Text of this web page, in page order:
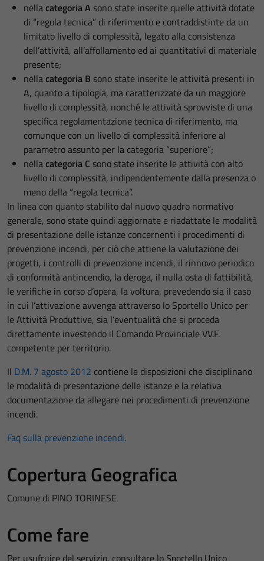
nellacategoria A sono state inserite quelle attività dotate
di “regola tecnica” di riferimento e contraddistinte da un
limitato livello di complessità, legato alla consistenza
dell’attività, all’affollamento ed ai quantitativi di materiale
presente;
nellacategoria B sono state inserite le attività presenti in
A, quanto a tipologia, ma caratterizzate da un maggiore
livello di complessità, nonché le attività sprovviste di una
specifica regolamentazione tecnica di riferimento, ma
comunque con un livello di complessità inferiore al
parametro assunto per la categoria “superiore”;
nellacategoria C sono state inserite le attività con alto
livello di complessità, indipendentemente dalla presenza o
meno della “regola tecnica”.
In linea con quanto stabilito dal nuovo quadro normativo
generale, sono state quindi aggiornate e riadattate le modalità
di presentazione delle istanze concernenti i procedimenti di
prevenzione incendi, per ciò che attiene la valutazione dei
progetti, i controlli di prevenzione incendi, il rinnovo periodico
di conformità antincendio, la deroga, il nulla osta di fattibilità,
le verifiche in corso d’opera, la voltura, prevedendo sia il caso
in cui l’attivazione avvenga attraverso lo Sportello Unico per
le Attività Produttive, sia l’eventualità che si proceda
direttamente investendo il Comando Provinciale VV.F.
competente per territorio.
Il D.M. 7 agosto 2012 contiene le disposizioni che disciplinano
le modalità di presentazione delle istanze e la relativa
documentazione da allegare nei procedimenti di prevenzione
incendi.
Faq sulla prevenzione incendi.
Copertura Geografica
Comune di PINO TORINESE
Come fare
Per usufruire del servizio, consultare lo Sportello Unico